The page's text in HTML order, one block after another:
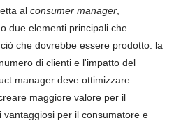
al consumer manager
due elementi principali che
che dovrebbe essere prodotto: la
di clienti e l'impatto del
manager deve ottimizzare
maggiore valore per il
per il consumatore e